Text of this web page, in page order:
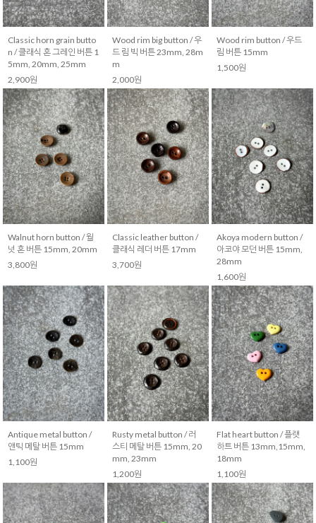
Classic horn grain butto
n / 클래식 혼 그레인 버튼 1
5mm, 20mm, 25mm
2,900원
Wood rim big button / 우
드 림 빅 버튼 23mm, 28m
m
2,000원
Wood rim button / 우드
림 버튼 15mm
1,500원
Walnut horn button / 월
넛 혼 버튼 15mm, 20mm
3,800원
Classic leather button /
클래식 레더 버튼 17mm
3,700원
Akoya modern button /
아코야 모던 버튼 15mm,
28mm
1,600원
Antique metal button /
앤틱 메탈 버튼 15mm
1,100원
Rusty metal button / 러
스티 메탈 버튼 15mm, 20
mm, 23mm
1,200원
Flat heart button / 플랫
하트 버튼 13mm,15mm,
18mm
1,100원